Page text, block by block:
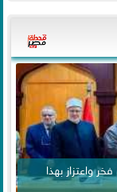
واعتزاز بهذا